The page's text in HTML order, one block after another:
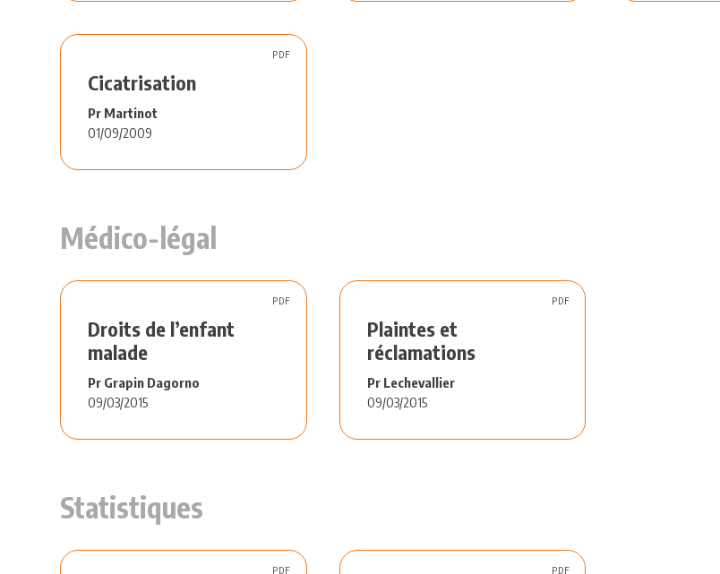
Cicatrisation
Pr Martinot
01/09/2009
PDF
Médico-légal
Droits de l’enfant
malade
Pr Grapin Dagorno
09/03/2015
PDF
Plaintes et
réclamations
Pr Lechevallier
09/03/2015
PDF
Statistiques
PDF PDF